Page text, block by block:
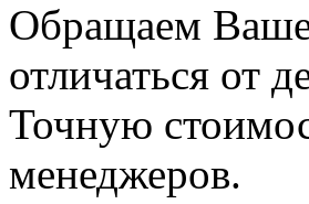
Обращаем Ваше
отличаться от
Точную
менеджеров.